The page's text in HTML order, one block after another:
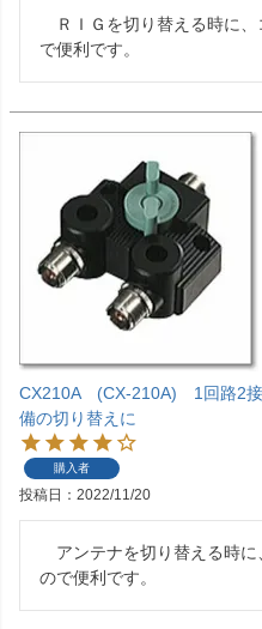
ＲＩＧを切り替える時に、
で便利です。
CX210A (CX-210A) 1回路2
備の切り替えに
購入者
投稿日 2022/11/20
アンテナを切り替える時に
ので便利です。